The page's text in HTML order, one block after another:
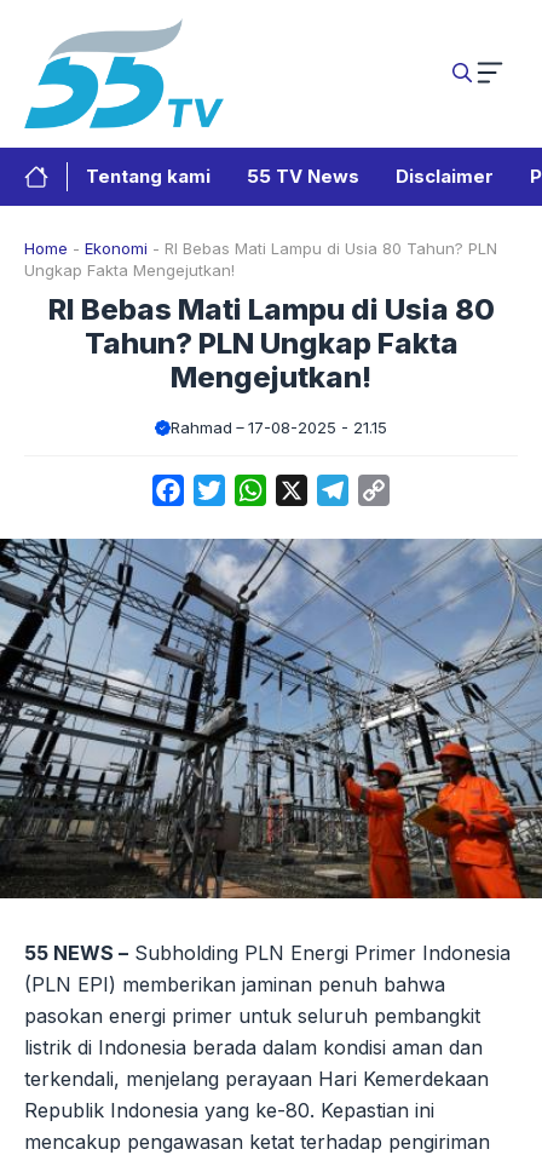
Tentang kami 55 TV News Disclaimer
Home - Ekonomi - RI Bebas Mati Lampu di Usia 80 Tahun? PLN
Ungkap Fakta Mengejutkan!
RI Bebas Mati Lampu di Usia 80
Tahun? PLN Ungkap Fakta
Mengejutkan!
Rahmad 17-08-2025 - 21.15
FacebookTwitterWhatsApp Telegram
55 NEWS – Subholding PLN Energi Primer Indonesia
(PLN EPI) memberikan jaminan penuh bahwa
pasokan energi primer untuk seluruh pembangkit
listrik di Indonesia berada dalam kondisi aman dan
terkendali, menjelang perayaan Hari Kemerdekaan
Republik Indonesia yang ke-80. Kepastian ini
mencakup pengawasan ketat terhadap pengiriman